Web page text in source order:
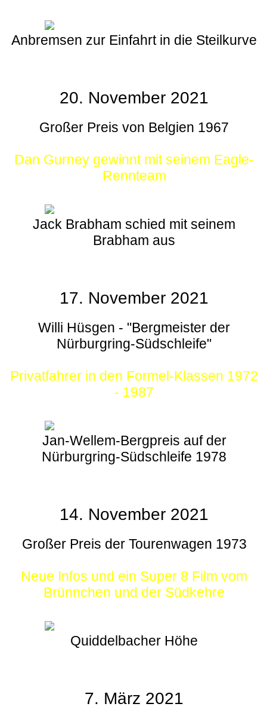
Anbremsen zur Einfahrt in die Steilkurve
20. November 2021
Großer Preis von Belgien 1967
Dan Gurney gewinnt mit seinem Eagle-
Rennteam
Jack Brabham schied mit seinem
Brabham aus
17. November 2021
Willi Hüsgen - "Bergmeister der
Nürburgring-Südschleife"
Privatfahrer in den Formel-Klassen 1972
- 1987
Jan-Wellem-Bergpreis auf der
Nürburgring-Südschleife 1978
14. November 2021
Großer Preis der Tourenwagen 1973
Neue Infos und ein Super 8 Film vom
Brünnchen und der Südkehre
Quiddelbacher Höhe
7. März 2021